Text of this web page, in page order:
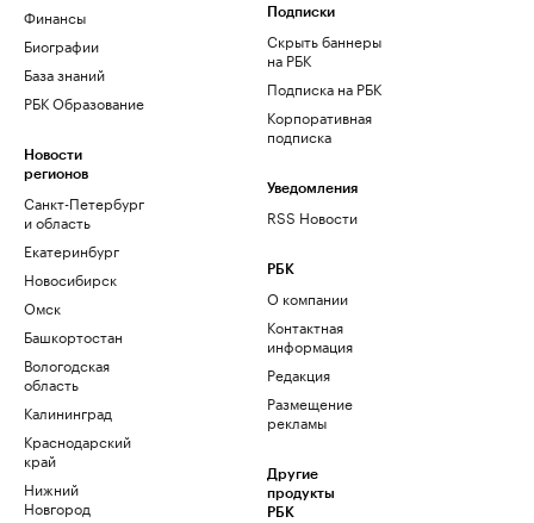
Финансы
Биографии
База знаний
РБК Образование
Новости
регионов
Санкт-Петербург
и область
Екатеринбург
Новосибирск
Омск
Башкортостан
Вологодская
область
Калининград
Краснодарский
край
Нижний
Новгород
Подписки
Скрыть баннеры
на РБК
Подписка на РБК
Корпоративная
подписка
Уведомления
RSS Новости
РБК
О компании
Контактная
информация
Редакция
Размещение
рекламы
Другие
продукты
РБК